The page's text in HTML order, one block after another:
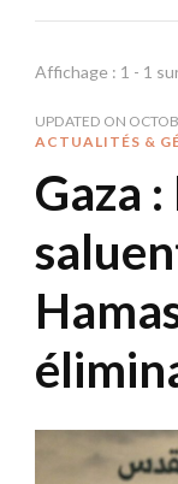
Affichage : 1 - 1
UPDATED ON
ACTUALITÉS &
Gaza